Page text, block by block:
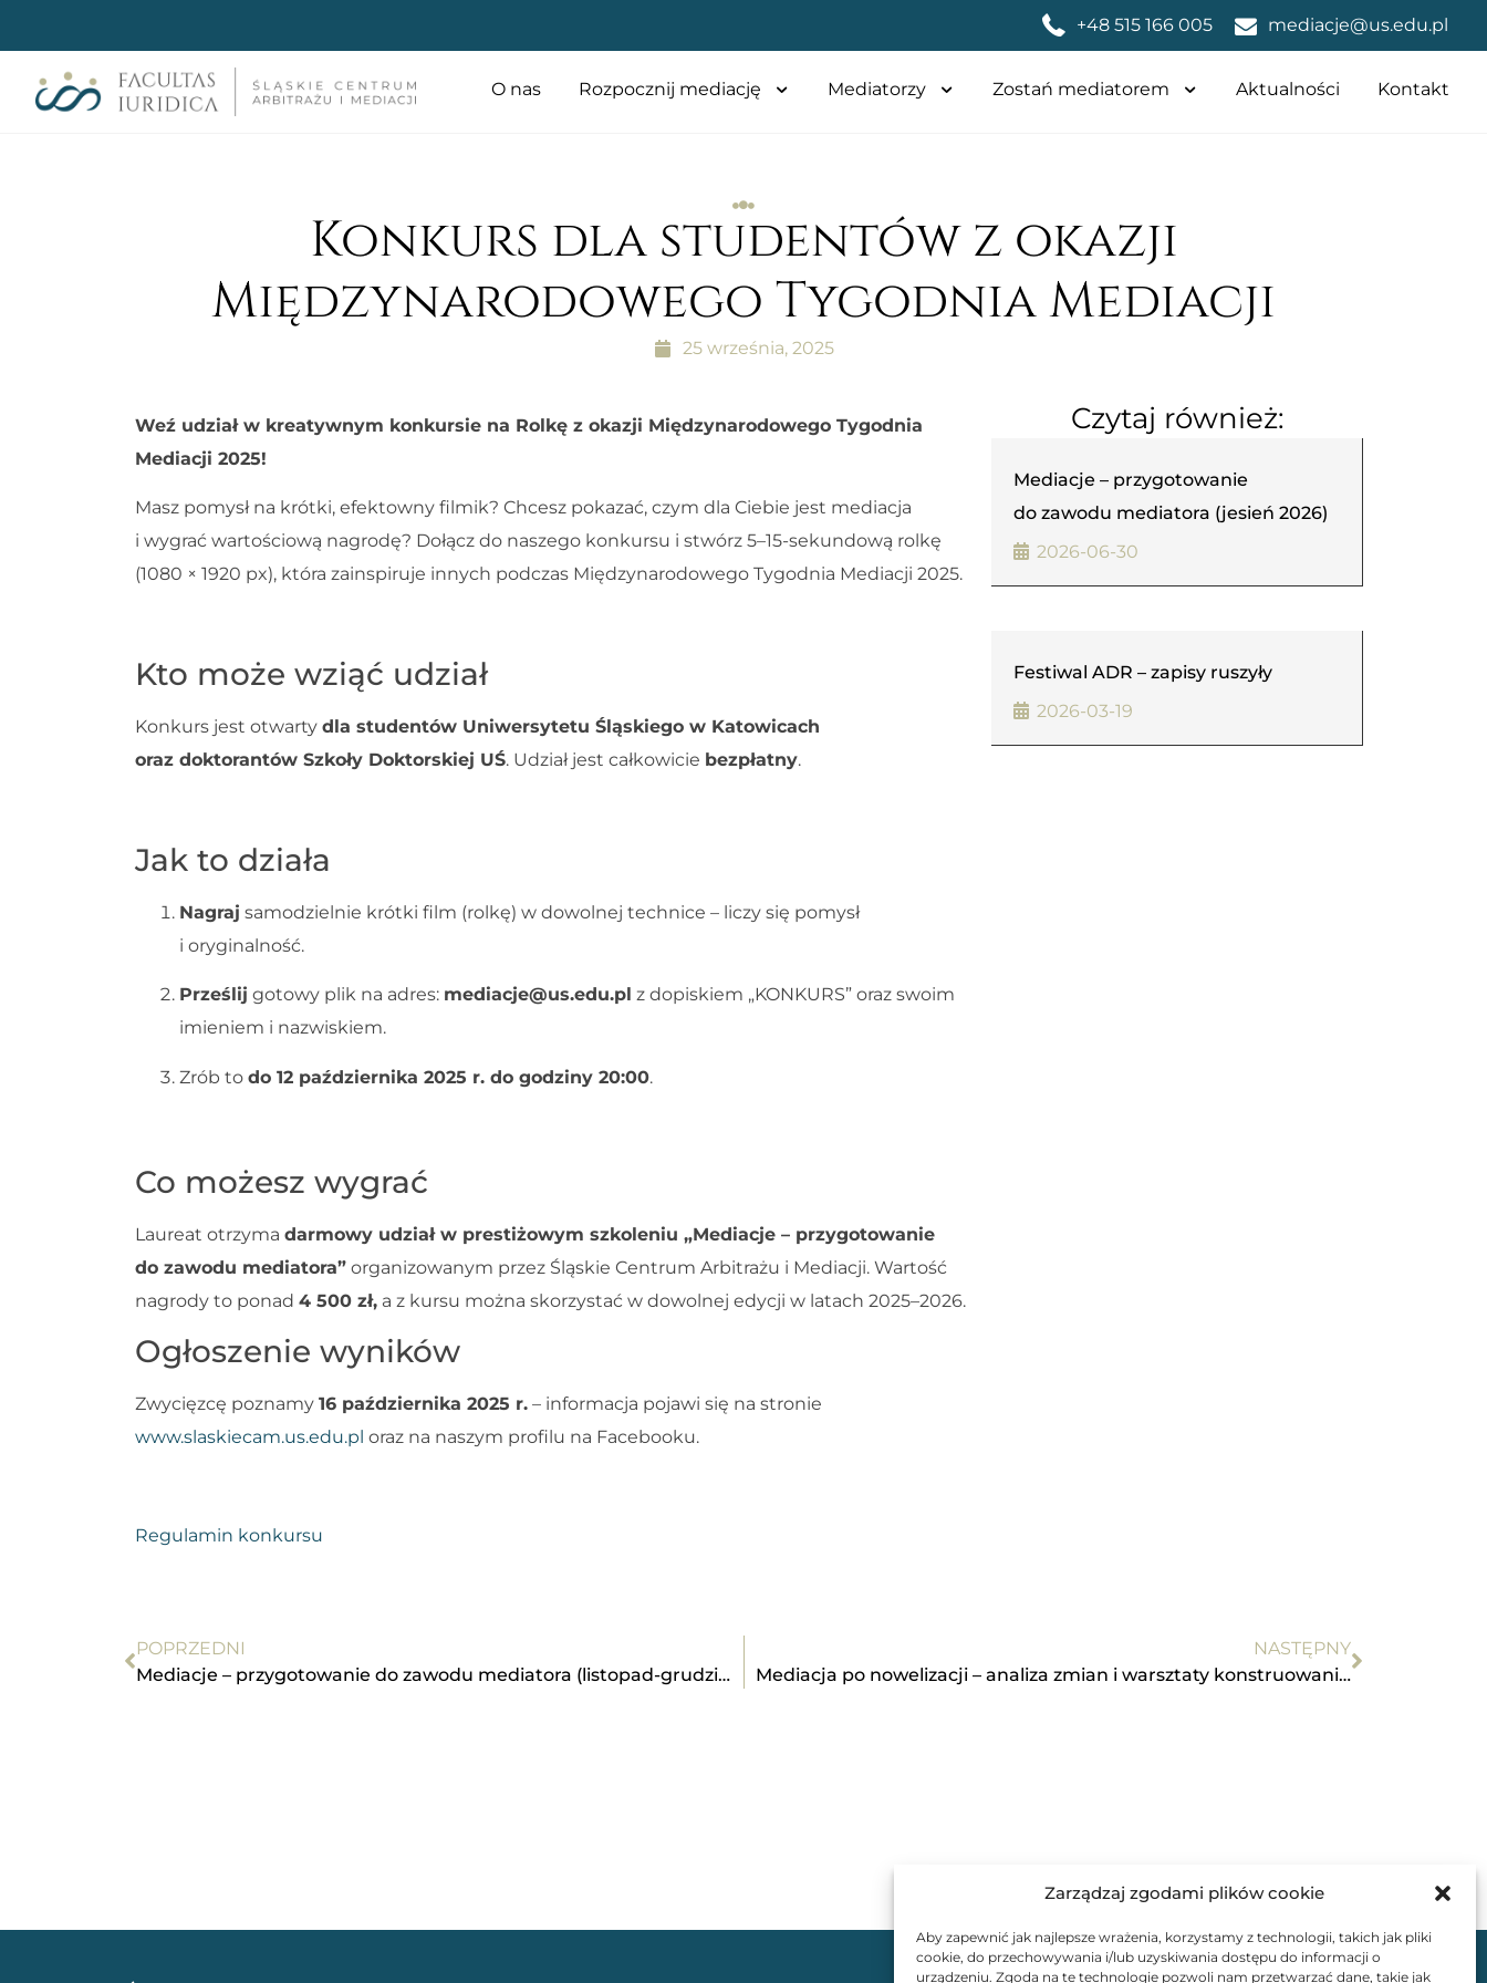
Zarządzaj zgodami plików cookie
Aby zapewnić jak najlepsze wrażenia, korzystamy z technologii, takich jak pliki
cookie, do przechowywania i/lub uzyskiwania dostępu do informacji o
urządzeniu. Zgoda na te technologie pozwoli nam przetwarzać dane, takie jak
+48 515 166 005 mediacje@us.edu.pl
O nas Rozpocznij mediację Mediatorzy Zostań mediatorem Aktualności Kontakt
Konkurs dla studentów z okazji
Międzynarodowego Tygodnia Mediacji
25 września, 2025
Weź udział w kreatywnym konkursie na Rolkę z okazji Międzynarodowego Tygodnia
Mediacji 2025!
Masz pomysł na krótki, efektowny filmik? Chcesz pokazać, czym dla Ciebie jest mediacja
i wygrać wartościową nagrodę? Dołącz do naszego konkursu i stwórz 5–15-sekundową rolkę
(1080 × 1920 px), która zainspiruje innych podczas Międzynarodowego Tygodnia Mediacji 2025.
Kto może wziąć udział
Konkurs jest otwarty dla studentów Uniwersytetu Śląskiego w Katowicach
oraz doktorantów Szkoły Doktorskiej UŚ. Udział jest całkowicie bezpłatny.
Jak to działa
Nagraj samodzielnie krótki film (rolkę) w dowolnej technice – liczy się pomysł
i oryginalność.
Prześlij gotowy plik na adres: mediacje@us.edu.pl z dopiskiem „KONKURS” oraz swoim
imieniem i nazwiskiem.
Zrób to do 12 października 2025 r. do godziny 20:00.
Co możesz wygrać
Laureat otrzyma darmowy udział w prestiżowym szkoleniu „Mediacje – przygotowanie
do zawodu mediatora” organizowanym przez Śląskie Centrum Arbitrażu i Mediacji. Wartość
nagrody to ponad 4 500 zł, a z kursu można skorzystać w dowolnej edycji w latach 2025–2026.
Ogłoszenie wyników
Zwycięzcę poznamy 16 października 2025 r. – informacja pojawi się na stronie
www.slaskiecam.us.edu.pl oraz na naszym profilu na Facebooku.
Regulamin konkursu
Czytaj również:
Mediacje – przygotowanie
do zawodu mediatora (jesień 2026)
2026-06-30
Festiwal ADR – zapisy ruszyły
2026-03-19
POPRZEDNI
Mediacje – przygotowanie do zawodu mediatora (listopad-grudzień 2025)
NASTĘPNY
Mediacja po nowelizacji – analiza zmian i warsztaty konstruowania ugód